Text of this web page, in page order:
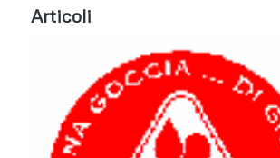
Articoli